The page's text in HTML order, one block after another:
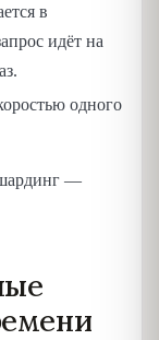
в
идёт на
одного
—